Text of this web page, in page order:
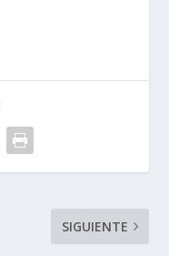
SIGUIENTE